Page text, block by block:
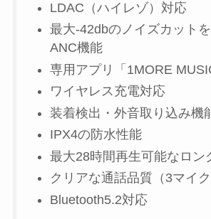
LDAC（ハイレゾ）対応
最大-42dbのノイズカット
ANC機能
専用アプリ「1MORE
ワイヤレス充電対応
装着検出・外音取り込み機
IPX4の防水性能
最大28時間再生可能なロン
クリアな通話品質（3マイク
Bluetooth5.2対応